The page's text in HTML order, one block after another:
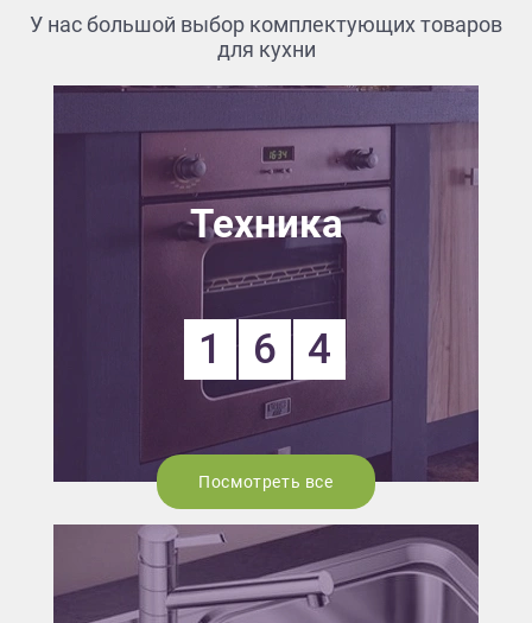
У нас большой выбор комплектующих товаров
для кухни
Техника
1 6 4
Посмотреть все